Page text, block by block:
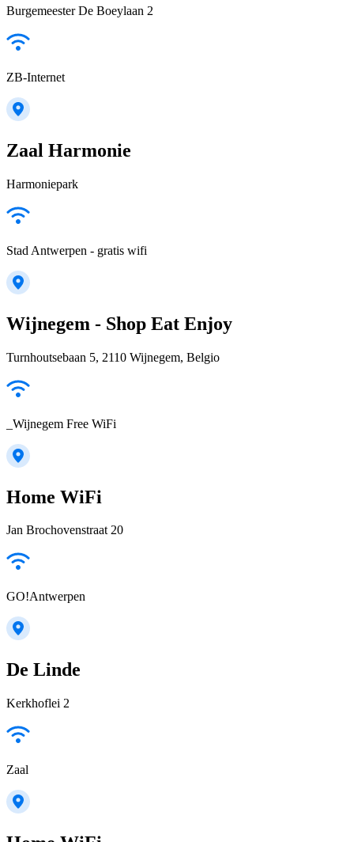
Burgemeester De Boeylaan 2
ZB-Internet
Zaal Harmonie
Harmoniepark
Stad Antwerpen - gratis wifi
Wijnegem - Shop Eat Enjoy
Turnhoutsebaan 5, 2110 Wijnegem, Belgio
_Wijnegem Free WiFi
Home WiFi
Jan Brochovenstraat 20
GO!Antwerpen
De Linde
Kerkhoflei 2
Zaal